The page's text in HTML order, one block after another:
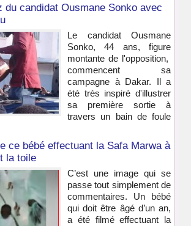
du candidat Ousmane Sonko avec
Le candidat Ousmane
Sonko, 44 ans, figure
montante de l'opposition,
commencent sa
campagne à Dakar. Il a
été très inspiré d'illustrer
sa première sortie à
travers un bain de foule
ce bébé effectuant la Safa Marwa à
la toile
C’est une image qui se
passe tout simplement de
commentaires. Un bébé
qui doit être âgé d’un an,
a été filmé effectuant la